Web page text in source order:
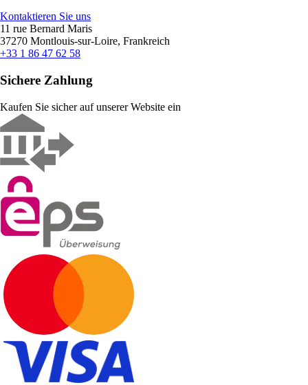
Kontaktieren Sie uns
11 rue Bernard Maris
37270 Montlouis-sur-Loire, Frankreich
+33 1 86 47 62 58
Sichere Zahlung
Kaufen Sie sicher auf unserer Website ein